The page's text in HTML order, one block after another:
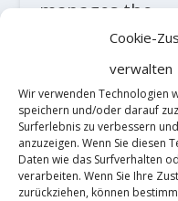
Cookie-
verwalten
Wir verwenden Technologien
speichern und/oder darauf
Surferlebnis zu verbessern
anzuzeigen. Wenn Sie diesen
Daten wie das Surfverhalten
verarbeiten. Wenn Sie Ihre
zurückziehen, können
manages the
first repetition
Combat" (9b/b+)?
in Cova de l'ocell